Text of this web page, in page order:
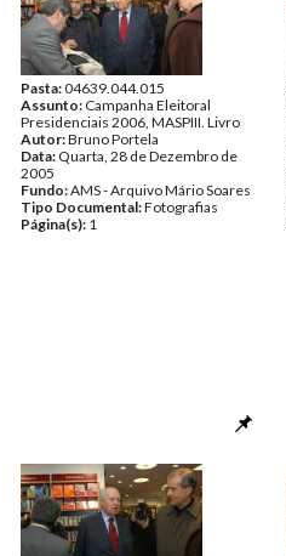
Pasta:04639.044.015
Assunto: Campanha Eleitoral
Presidenciais 2006, MASPIII. Livro
Autor:Bruno Portela
Data: Quarta, 28 de Dezembro de
2005
Fundo:AMS - Arquivo Mário Soares
Tipo Documental:Fotografias
Página(s): 1